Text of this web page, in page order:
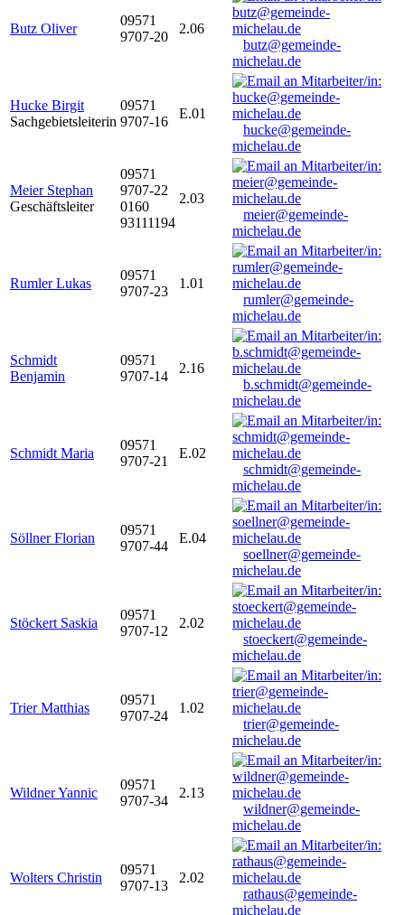
Butz Oliver
09571
9707-20
2.06
butz@gemeinde-
michelau.de
Hucke Birgit
Sachgebietsleiterin
09571
9707-16
E.01
hucke@gemeinde-
michelau.de
Meier Stephan
Geschäftsleiter
09571
9707-22
0160
93111194
2.03
meier@gemeinde-
michelau.de
Rumler Lukas
09571
9707-23
1.01
rumler@gemeinde-
michelau.de
Schmidt
Benjamin
09571
9707-14
2.16
b.schmidt@gemeinde-
michelau.de
Schmidt Maria
09571
9707-21
E.02
schmidt@gemeinde-
michelau.de
Söllner Florian
09571
9707-44
E.04
soellner@gemeinde-
michelau.de
Stöckert Saskia
09571
9707-12
2.02
stoeckert@gemeinde-
michelau.de
Trier Matthias
09571
9707-24
1.02
trier@gemeinde-
michelau.de
Wildner Yannic
09571
9707-34
2.13
wildner@gemeinde-
michelau.de
Wolters Christin
09571
9707-13
2.02
rathaus@gemeinde-
michelau.de